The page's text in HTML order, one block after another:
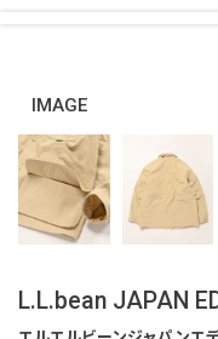
IMAGE
L.L.bean JAPAN